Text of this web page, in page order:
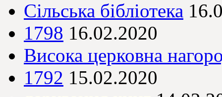
Сільська бібліотека
1798 16.02.2020
Висока церковна
1792 15.02.2020